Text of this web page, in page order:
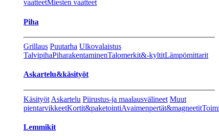
vaatteetMiesten vaatteet
Piha
Grillaus Puutarha Ulkovalaistus
TalvipihaPiharakentaminenTalomerkit&-kyltitLämpömittarit
Askartelu&käsityöt
Käsityöt Askartelu Piirustus-ja maalausvälineet Muut
pientarvikkeetKortit&paketointiAvaimenpertät&magneetit
Lemmikit